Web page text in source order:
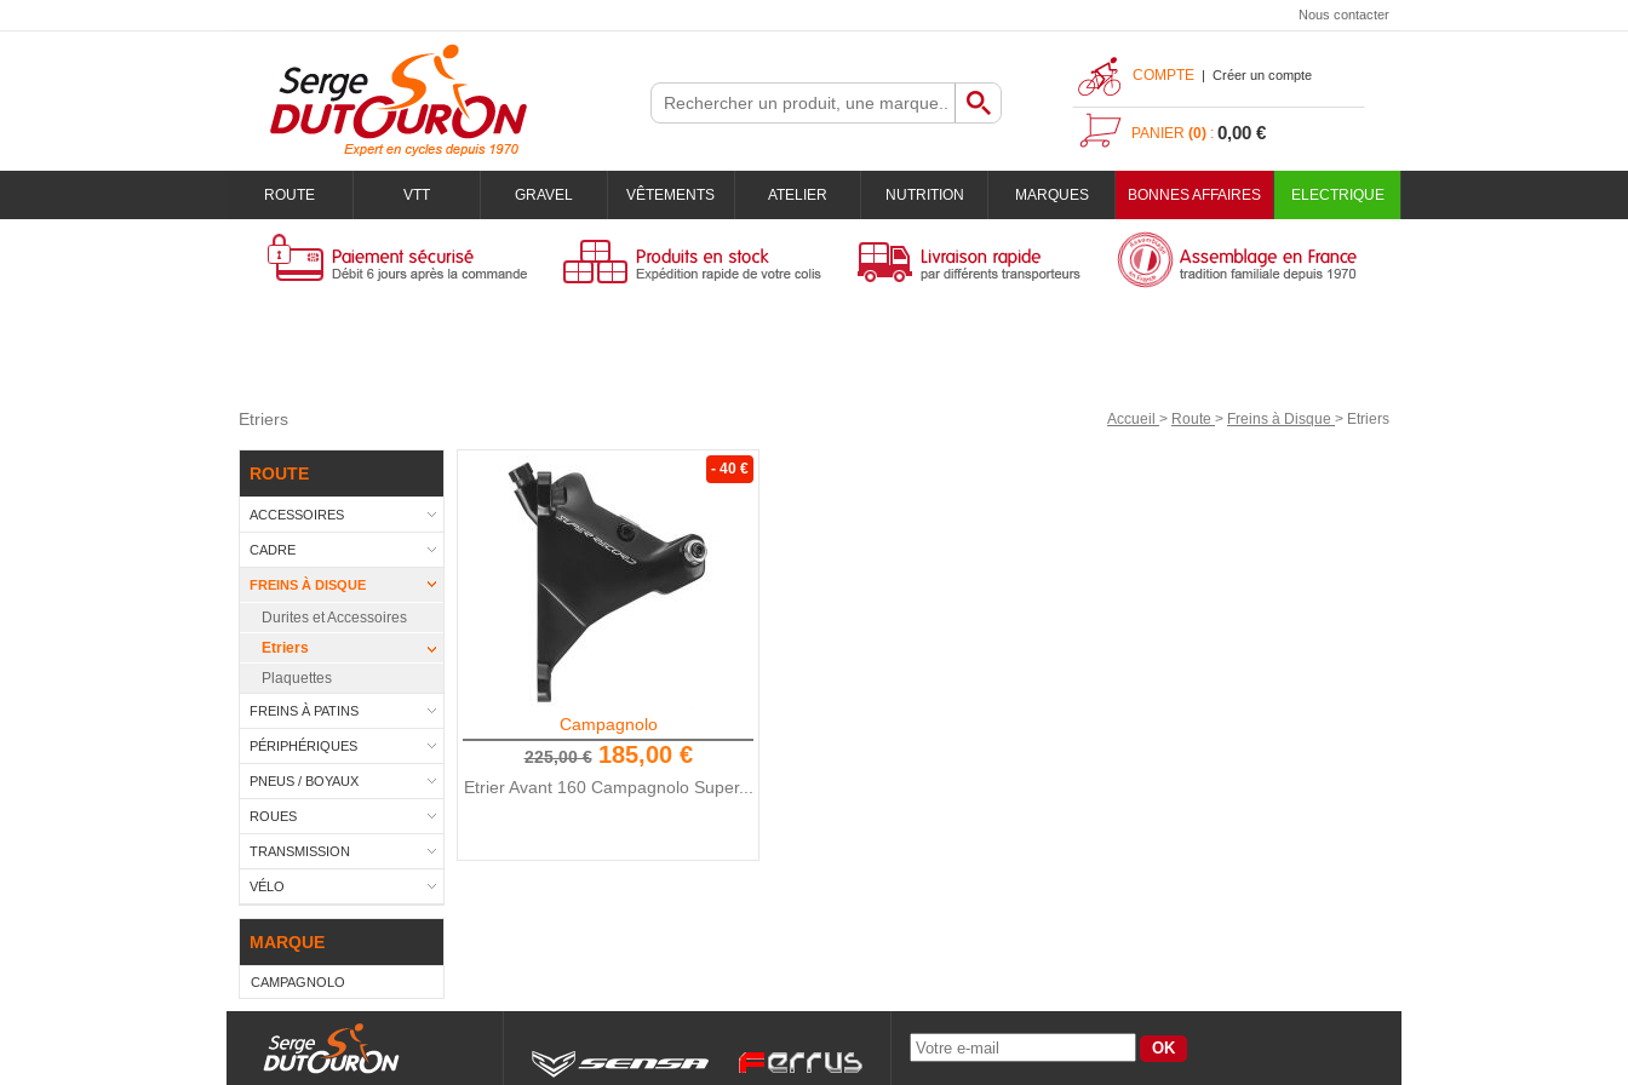
Nous contacter
COMPTE | Créer un compte
PANIER (0) : 0,00 €
ROUTE VTT GRAVEL VÊTEMENTS ATELIER NUTRITION MARQUES BONNES AFFAIRES ELECTRIQUE
Etriers Accueil > Route > Freins à Disque > Etriers
ROUTE
ACCESSOIRES
CADRE
FREINS À DISQUE
Durites et Accessoires
Etriers
Plaquettes
FREINS À PATINS
PÉRIPHÉRIQUES
PNEUS / BOYAUX
ROUES
TRANSMISSION
VÉLO
MARQUE
CAMPAGNOLO
- 40 €
Campagnolo
225,00 € 185,00 €
Etrier Avant 160 Campagnolo Super...